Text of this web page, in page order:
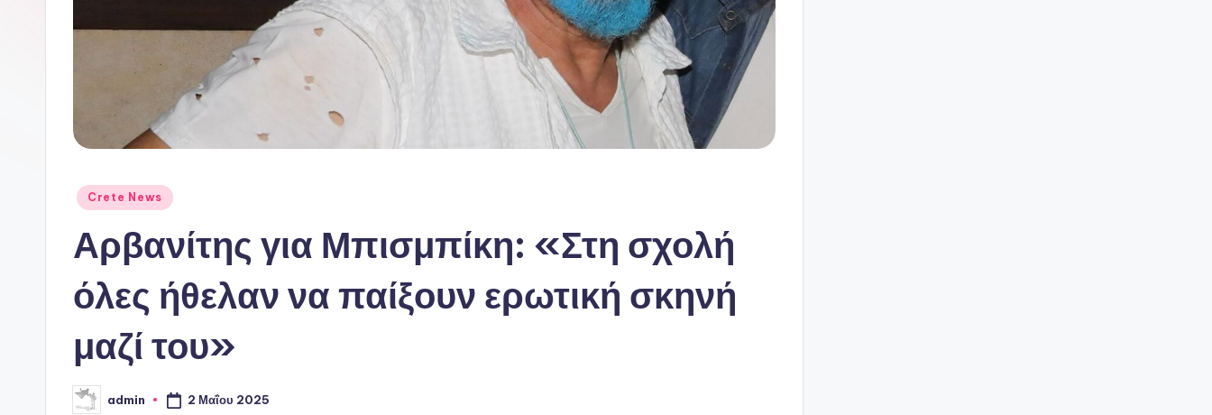
Αναρτήθηκε
Crete News
Αρβανίτης για Μπισμπίκη: «Στη σχολή
όλες ήθελαν να παίξουν ερωτική σκηνή
μαζί του»
Συγγραφέας:
admin 2 Μαΐου 2025